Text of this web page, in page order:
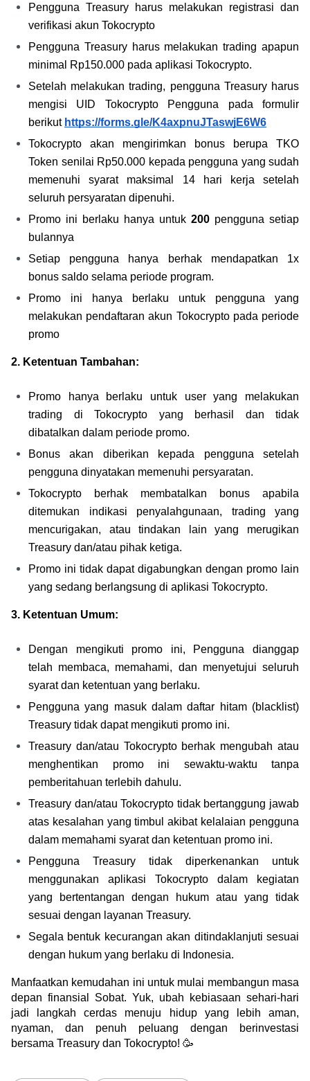
Pengguna Treasury harus melakukan registrasi dan
verifikasi akun Tokocrypto
Pengguna Treasury harus melakukan trading apapun
minimal Rp150.000 pada aplikasi Tokocrypto.
Setelah melakukan trading, pengguna Treasury harus
mengisi UID Tokocrypto Pengguna pada formulir
berikut https://forms.gle/K4axpnuJTaswjE6W6
Tokocrypto akan mengirimkan bonus berupa TKO
Token senilai Rp50.000 kepada pengguna yang sudah
memenuhi syarat maksimal 14 hari kerja setelah
seluruh persyaratan dipenuhi.
Promo ini berlaku hanya untuk 200 pengguna setiap
bulannya
Setiap pengguna hanya berhak mendapatkan 1x
bonus saldo selama periode program.
Promo ini hanya berlaku untuk pengguna yang
melakukan pendaftaran akun Tokocrypto pada periode
promo
2. Ketentuan Tambahan:
Promo hanya berlaku untuk user yang melakukan
trading di Tokocrypto yang berhasil dan tidak
dibatalkan dalam periode promo.
Bonus akan diberikan kepada pengguna setelah
pengguna dinyatakan memenuhi persyaratan.
Tokocrypto berhak membatalkan bonus apabila
ditemukan indikasi penyalahgunaan, trading yang
mencurigakan, atau tindakan lain yang merugikan
Treasury dan/atau pihak ketiga.
Promo ini tidak dapat digabungkan dengan promo lain
yang sedang berlangsung di aplikasi Tokocrypto.
3. Ketentuan Umum:
Dengan mengikuti promo ini, Pengguna dianggap
telah membaca, memahami, dan menyetujui seluruh
syarat dan ketentuan yang berlaku.
Pengguna yang masuk dalam daftar hitam (blacklist)
Treasury tidak dapat mengikuti promo ini.
Treasury dan/atau Tokocrypto berhak mengubah atau
menghentikan promo ini sewaktu-waktu tanpa
pemberitahuan terlebih dahulu.
Treasury dan/atau Tokocrypto tidak bertanggung jawab
atas kesalahan yang timbul akibat kelalaian pengguna
dalam memahami syarat dan ketentuan promo ini.
Pengguna Treasury tidak diperkenankan untuk
menggunakan aplikasi Tokocrypto dalam kegiatan
yang bertentangan dengan hukum atau yang tidak
sesuai dengan layanan Treasury.
Segala bentuk kecurangan akan ditindaklanjuti sesuai
dengan hukum yang berlaku di Indonesia.
Manfaatkan kemudahan ini untuk mulai membangun masa
depan finansial Sobat. Yuk, ubah kebiasaan sehari-hari
jadi langkah cerdas menuju hidup yang lebih aman,
nyaman, dan penuh peluang dengan berinvestasi
bersama Treasury dan Tokocrypto! 🥳